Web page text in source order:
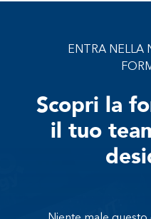
ENTRA NELLA
Scopri la
il tuo